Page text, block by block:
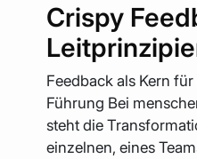
Crispy
Feedback als Kern
Führung Bei
steht die
einzelnen, eines